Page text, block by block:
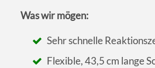
Was wir mögen:
Sehr schnelle
Flexible, 43,5 cm lange